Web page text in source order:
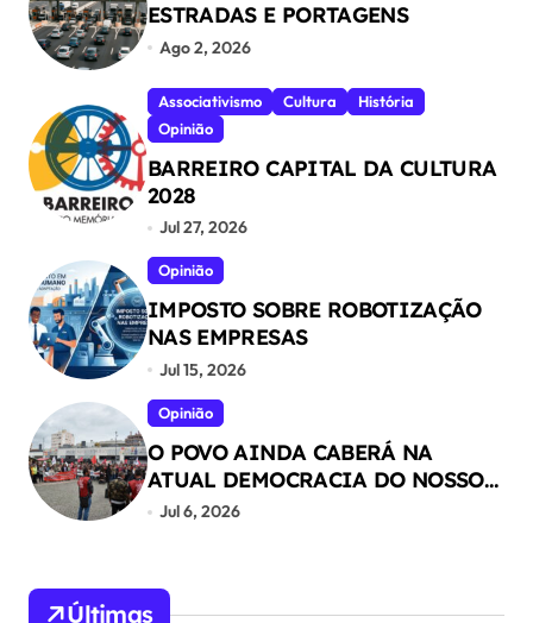
ESTRADAS E PORTAGENS
Ago 2, 2026
Associativismo Cultura
História
Opinião
BARREIRO CAPITAL DA CULTURA
2028
Jul 27, 2026
Opinião
IMPOSTO SOBRE ROBOTIZAÇÃO
NAS EMPRESAS
Jul 15, 2026
Opinião
O POVO AINDA CABERÁ NA
ATUAL DEMOCRACIA DO NOSSO
PAÍS ?
Jul 6, 2026
Últimas